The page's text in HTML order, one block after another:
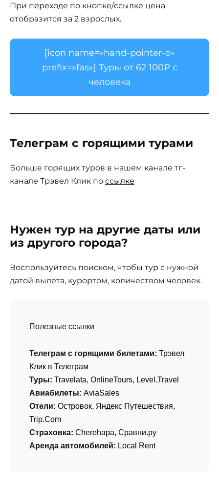
При переходе по кнопке/ссылке цена
отобразится за 2 взрослых.
[icon name=»hand-pointer-o»
prefix=»fas»] Туры от 62 100₽ с
человека
Телеграм с горящими турами
Больше горящих туров в нашем канале тг-
канале Трэвел Клик по ссылке
Нужен тур на другие даты или
из другого города?
Воспользуйтесь поиском, чтобы тур с нужной
датой вылета, курортом, количеством человек.
Полезные ссылки
Телеграм с горящими билетами: Трэвел
Клик в Телеграм
Туры: Travelata, OnlineTours, Level.Travel
Авиабилеты: AviaSales
Отели: Островок, Яндекс Путешествия,
Trip.Com
Страховка: Cherehapa, Сравни.ру
Аренда автомобилей: Local Rent